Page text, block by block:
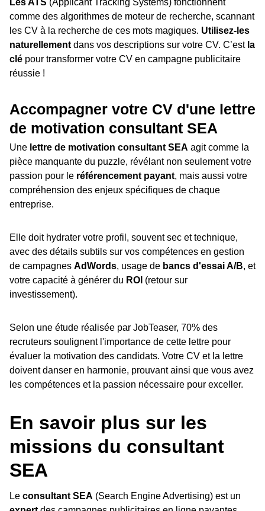
comme des algorithmes de moteur de recherche, scannant
les CV à la recherche de ces mots magiques. Utilisez-les
naturellement dans vos descriptions sur votre CV. C’est la
clé pour transformer votre CV en campagne publicitaire
réussie !
Accompagner votre CV d'une lettre
de motivation consultant SEA
Une lettre de motivation consultant SEA agit comme la
pièce manquante du puzzle, révélant non seulement votre
passion pour le référencement payant, mais aussi votre
compréhension des enjeux spécifiques de chaque
entreprise.
Elle doit hydrater votre profil, souvent sec et technique,
avec des détails subtils sur vos compétences en gestion
de campagnes AdWords, usage de bancs d'essai A/B, et
votre capacité à générer du ROI (retour sur
investissement).
Selon une étude réalisée par JobTeaser, 70% des
recruteurs soulignent l'importance de cette lettre pour
évaluer la motivation des candidats. Votre CV et la lettre
doivent danser en harmonie, prouvant ainsi que vous avez
les compétences et la passion nécessaire pour exceller.
En savoir plus sur les
missions du consultant
SEA
Le consultant SEA (Search Engine Advertising) est un